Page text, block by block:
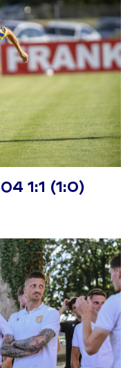
1:1 (1:0)